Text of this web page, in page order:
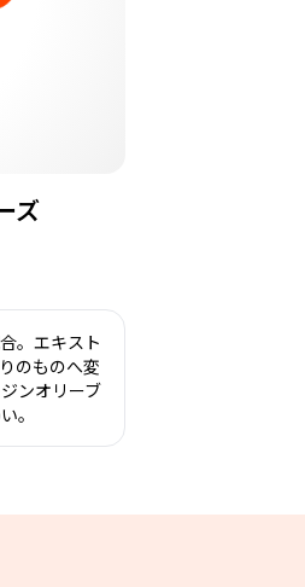
ズ
。エキスト
のものへ変
ンオリーブ
。